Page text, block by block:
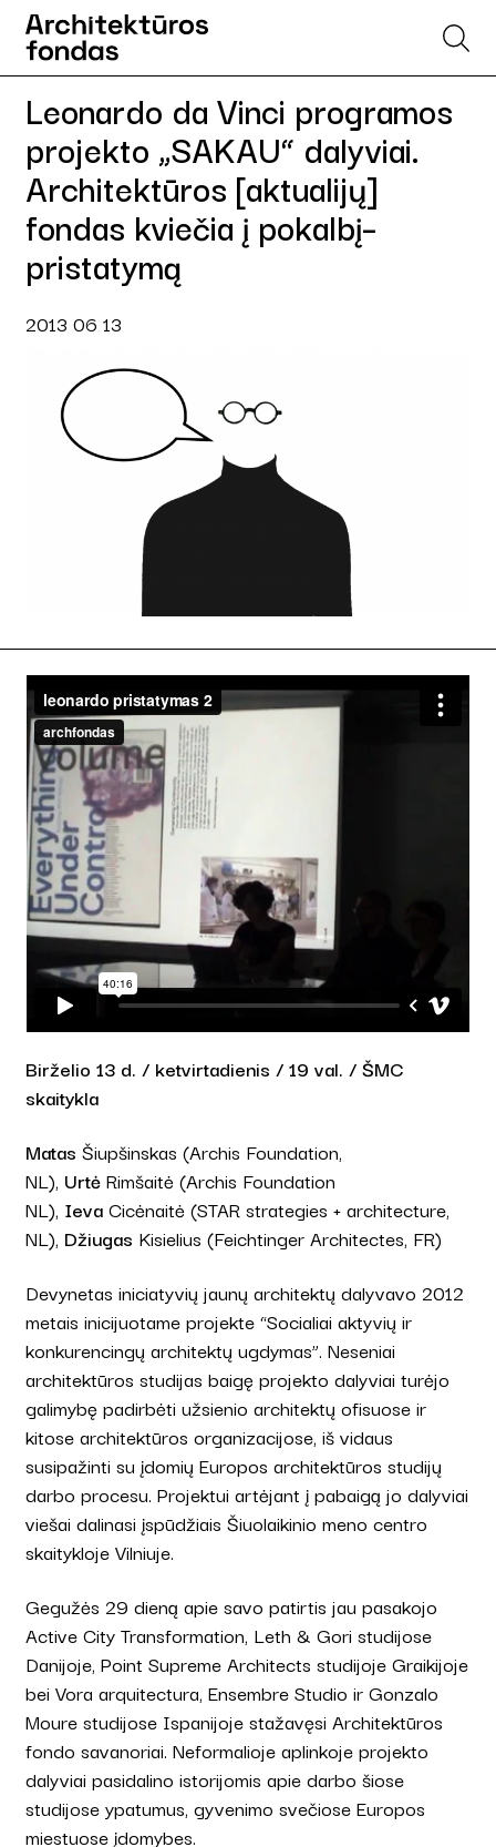
Leonardo da Vinci programos
projekto „SAKAU“ dalyviai.
Architektūros [aktualijų]
fondas kviečia į pokalbį–
pristatymą
2013 06 13
Birželio 13 d. / ketvirtadienis / 19 val. / ŠMC
skaitykla
Matas Šiupšinskas (Archis Foundation,
NL), UrtėRimšaitė (Archis Foundation
NL), IevaCicėnaitė (STAR strategies + architecture,
NL), Džiugas Kisielius (Feichtinger Architectes, FR)
Devynetas iniciatyvių jaunų architektų dalyvavo 2012
metais inicijuotame projekte “Socialiai aktyvių ir
konkurencingų architektų ugdymas”. Neseniai
architektūros studijas baigę projekto dalyviai turėjo
galimybę padirbėti užsienio architektų ofisuose ir
kitose architektūros organizacijose, iš vidaus
susipažinti su įdomių Europos architektūros studijų
darbo procesu. Projektui artėjant į pabaigą jo dalyviai
viešai dalinasi įspūdžiais Šiuolaikinio meno centro
skaitykloje Vilniuje.
Gegužės 29 dieną apie savo patirtis jau pasakojo
Active City Transformation, Leth & Gori studijose
Danijoje, Point Supreme Architects studijoje Graikijoje
bei Vora arquitectura, Ensembre Studio ir Gonzalo
Moure studijose Ispanijoje stažavęsi Architektūros
fondo savanoriai. Neformalioje aplinkoje projekto
dalyviai pasidalino istorijomis apie darbo šiose
studijose ypatumus, gyvenimo svečiose Europos
miestuose įdomybes.